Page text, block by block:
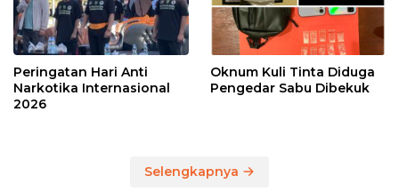
Peringatan Hari Anti
Narkotika Internasional
2026
Oknum Kuli Tinta Diduga
Pengedar Sabu Dibekuk
Selengkapnya